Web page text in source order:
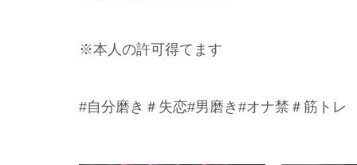
※本人の許可得てます
#自分磨き＃失恋#男磨き#オナ禁＃筋トレ